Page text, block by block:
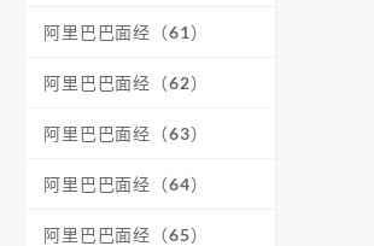
阿里巴巴面经（61）
阿里巴巴面经（62）
阿里巴巴面经（63）
阿里巴巴面经（64）
阿里巴巴面经（65）